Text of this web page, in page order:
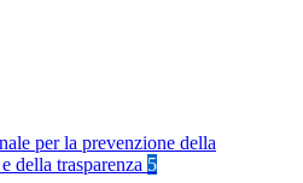
per la prevenzione della
della trasparenza 5